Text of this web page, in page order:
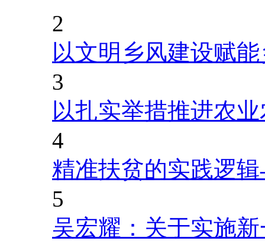
2
以文明乡风建设赋
3
以扎实举措推进农
4
精准扶贫的实践逻
5
吴宏耀：关于实施